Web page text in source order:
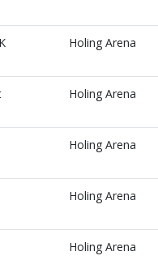
Holing Arena
Holing Arena
Holing Arena
Holing Arena
Holing Arena